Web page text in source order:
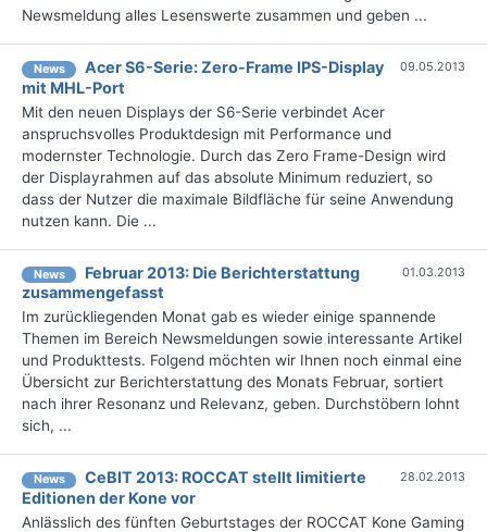
Newsmeldung alles Lesenswerte zusammen und geben ...
News
Acer S6-Serie: Zero-Frame IPS-Display
mit MHL-Port
09.05.2013
Mit den neuen Displays der S6-Serie verbindet Acer
anspruchsvolles Produktdesign mit Performance und
modernster Technologie. Durch das Zero Frame-Design wird
der Displayrahmen auf das absolute Minimum reduziert, so
dass der Nutzer die maximale Bildfläche für seine Anwendung
nutzen kann. Die ...
News
Februar 2013: Die Berichterstattung
zusammengefasst
01.03.2013
Im zurückliegenden Monat gab es wieder einige spannende
Themen im Bereich Newsmeldungen sowie interessante Artikel
und Produkttests. Folgend möchten wir Ihnen noch einmal eine
Übersicht zur Berichterstattung des Monats Februar, sortiert
nach ihrer Resonanz und Relevanz, geben. Durchstöbern lohnt
sich, ...
News
CeBIT 2013: ROCCAT stellt limitierte
Editionen der Kone vor
28.02.2013
Anlässlich des fünften Geburtstages der ROCCAT Kone Gaming